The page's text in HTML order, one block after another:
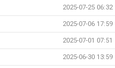
2025-07-25 06:32
2025-07-06 17:59
2025-07-01 07:51
2025-06-30 13:59